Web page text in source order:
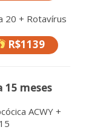
20 + Rotavírus
R$1139
15 meses
ACWY +